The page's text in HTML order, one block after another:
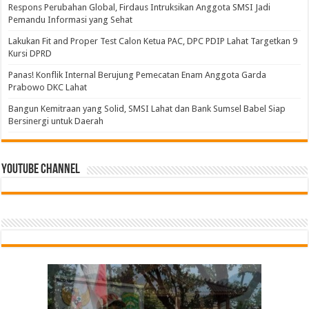
Respons Perubahan Global, Firdaus Intruksikan Anggota SMSI Jadi
Pemandu Informasi yang Sehat
Lakukan Fit and Proper Test Calon Ketua PAC, DPC PDIP Lahat Targetkan 9
Kursi DPRD
Panas! Konflik Internal Berujung Pemecatan Enam Anggota Garda
Prabowo DKC Lahat
Bangun Kemitraan yang Solid, SMSI Lahat dan Bank Sumsel Babel Siap
Bersinergi untuk Daerah
Youtube Channel